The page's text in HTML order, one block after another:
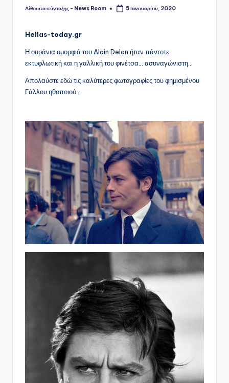
Συγγραφέας:
Αίθουσα σύνταξης - News Room 5 Ιανουαρίου, 2020
Hellas-today.gr
Η ουράνια ομορφιά του Alain Delon ήταν πάντοτε
εκτυφλωτική και η γαλλική του φινέτσα… ασυναγώνιστη…
Απολαύστε εδώ τις καλύτερες φωτογραφίες του φημισμένου
Γάλλου ηθοποιού…